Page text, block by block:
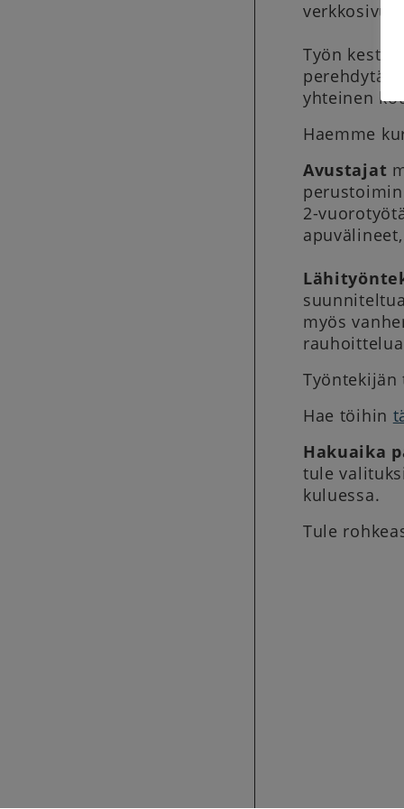
Työn kesto
yhteinen
Haemme
Avustajat
2-
myös
Hae töihin
Hakuaika
tule
kuluessa.
Tule